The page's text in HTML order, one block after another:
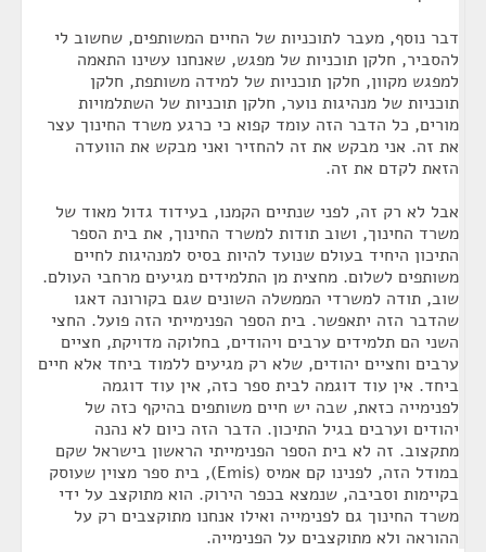
דבר נוסף, מעבר לתוכניות של החיים המשותפים, שחשוב לי
להסביר, חלקן תוכניות של מפגש, שאנחנו עשינו התאמה
למפגש מקוון, חלקן תוכניות של למידה משותפת, חלקן
תוכניות של מנהיגות נוער, חלקן תוכניות של השתלמויות
מורים, כל הדבר הזה עומד קפוא כי כרגע משרד החינוך עצר
את זה. אני מבקש את זה להחזיר ואני מבקש את הוועדה
הזאת לקדם את זה.
אבל לא רק זה, לפני שנתיים הקמנו, בעידוד גדול מאוד של
משרד החינוך, ושוב תודות למשרד החינוך, את בית הספר
התיכון היחיד בעולם שנועד להיות בסיס למנהיגות לחיים
משותפים לשלום. מחצית מן התלמידים מגיעים מרחבי העולם.
שוב, תודה למשרדי הממשלה השונים שגם בקורונה דאגו
שהדבר הזה יתאפשר. בית הספר הפנימייתי הזה פועל. החצי
השני הם תלמידים ערבים ויהודים, בחלוקה מדויקת, חציים
ערבים וחציים יהודים, שלא רק מגיעים ללמוד ביחד אלא חיים
ביחד. אין עוד דוגמה לבית ספר כזה, אין עוד דוגמה
לפנימייה כזאת, שבה יש חיים משותפים בהיקף כזה של
יהודים וערבים בגיל התיכון. הדבר הזה כיום לא נהנה
מתקצוב. זה לא בית הספר הפנימייתי הראשון בישראל שקם
במודל הזה, לפנינו קם אמיס (Emis), בית ספר מצוין שעוסק
בקיימות וסביבה, שנמצא בכפר הירוק. הוא מתוקצב על ידי
משרד החינוך גם לפנימייה ואילו אנחנו מתוקצבים רק על
ההוראה ולא מתוקצבים על הפנימייה.